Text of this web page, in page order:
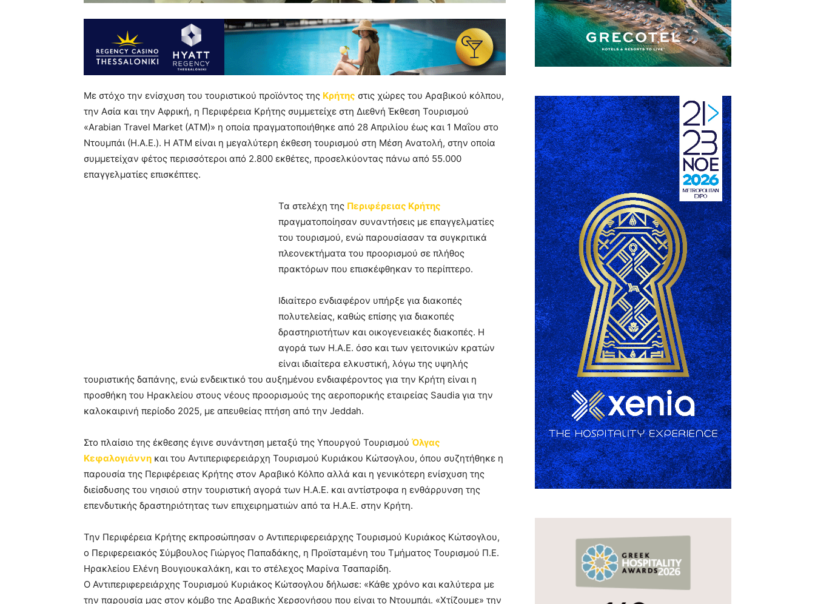
Με στόχο την ενίσχυση του τουριστικού προϊόντος της Κρήτης στις χώρες του Αραβικού κόλπου,
την Ασία και την Αφρική, η Περιφέρεια Κρήτης συμμετείχε στη Διεθνή Έκθεση Τουρισμού
«Arabian Travel Market (ATM)» η οποία πραγματοποιήθηκε από 28 Απριλίου έως και 1 Μαΐου στο
Ντουμπάι (Η.Α.Ε.). Η ΑΤΜ είναι η μεγαλύτερη έκθεση τουρισμού στη Μέση Ανατολή, στην οποία
συμμετείχαν φέτος περισσότεροι από 2.800 εκθέτες, προσελκύοντας πάνω από 55.000
επαγγελματίες επισκέπτες.
Τα στελέχη της Περιφέρειας Κρήτης
πραγματοποίησαν συναντήσεις με επαγγελματίες
του τουρισμού, ενώ παρουσίασαν τα συγκριτικά
πλεονεκτήματα του προορισμού σε πλήθος
πρακτόρων που επισκέφθηκαν το περίπτερο.
Ιδιαίτερο ενδιαφέρον υπήρξε για διακοπές
πολυτελείας, καθώς επίσης για διακοπές
δραστηριοτήτων και οικογενειακές διακοπές. Η
αγορά των Η.Α.Ε. όσο και των γειτονικών κρατών
είναι ιδιαίτερα ελκυστική, λόγω της υψηλής
τουριστικής δαπάνης, ενώ ενδεικτικό του αυξημένου ενδιαφέροντος για την Κρήτη είναι η
προσθήκη του Ηρακλείου στους νέους προορισμούς της αεροπορικής εταιρείας Saudia για την
καλοκαιρινή περίοδο 2025, με απευθείας πτήση από την Jeddah.
Στο πλαίσιο της έκθεσης έγινε συνάντηση μεταξύ της Υπουργού Τουρισμού Όλγας
Κεφαλογιάννη και του Αντιπεριφερειάρχη Τουρισμού Κυριάκου Κώτσογλου, όπου συζητήθηκε η
παρουσία της Περιφέρειας Κρήτης στον Αραβικό Κόλπο αλλά και η γενικότερη ενίσχυση της
διείσδυσης του νησιού στην τουριστική αγορά των Η.Α.Ε. και αντίστροφα η ενθάρρυνση της
επενδυτικής δραστηριότητας των επιχειρηματιών από τα Η.Α.Ε. στην Κρήτη.
Την Περιφέρεια Κρήτης εκπροσώπησαν ο Αντιπεριφερειάρχης Τουρισμού Κυριάκος Κώτσογλου,
ο Περιφερειακός Σύμβουλος Γιώργος Παπαδάκης, η Προϊσταμένη του Τμήματος Τουρισμού Π.Ε.
Ηρακλείου Ελένη Βουγιουκαλάκη, και το στέλεχος Μαρίνα Τσαπαρίδη.
Ο Αντιπεριφερειάρχης Τουρισμού Κυριάκος Κώτσογλου δήλωσε: «Κάθε χρόνο και καλύτερα με
την παρουσία μας στον κόμβο της Αραβικής Χερσονήσου που είναι το Ντουμπάι. «Χτίζουμε» την